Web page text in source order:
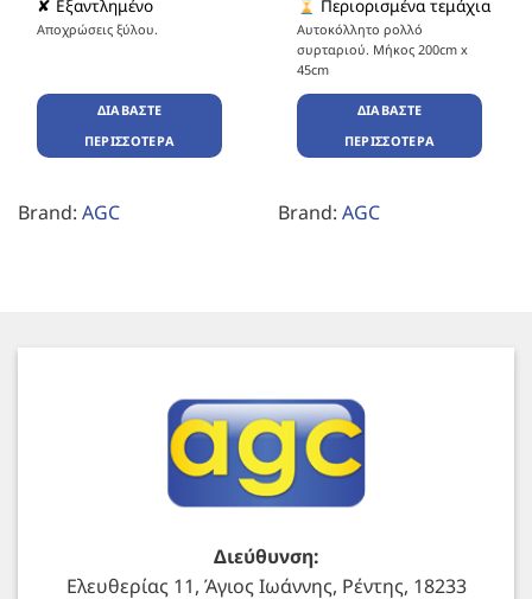
✘ Εξαντλημένο
Αποχρώσεις ξύλου.
ΔΙΑΒΆΣΤΕ
ΠΕΡΙΣΣΌΤΕΡΑ
Brand: AGC
Περιορισμένα τεμάχια
Αυτοκόλλητο ρολλό
συρταριού. Μήκος 200cm x
45cm
ΔΙΑΒΆΣΤΕ
ΠΕΡΙΣΣΌΤΕΡΑ
Brand: AGC
Διεύθυνση:
Ελευθερίας 11, Άγιος Ιωάννης, Ρέντης, 18233